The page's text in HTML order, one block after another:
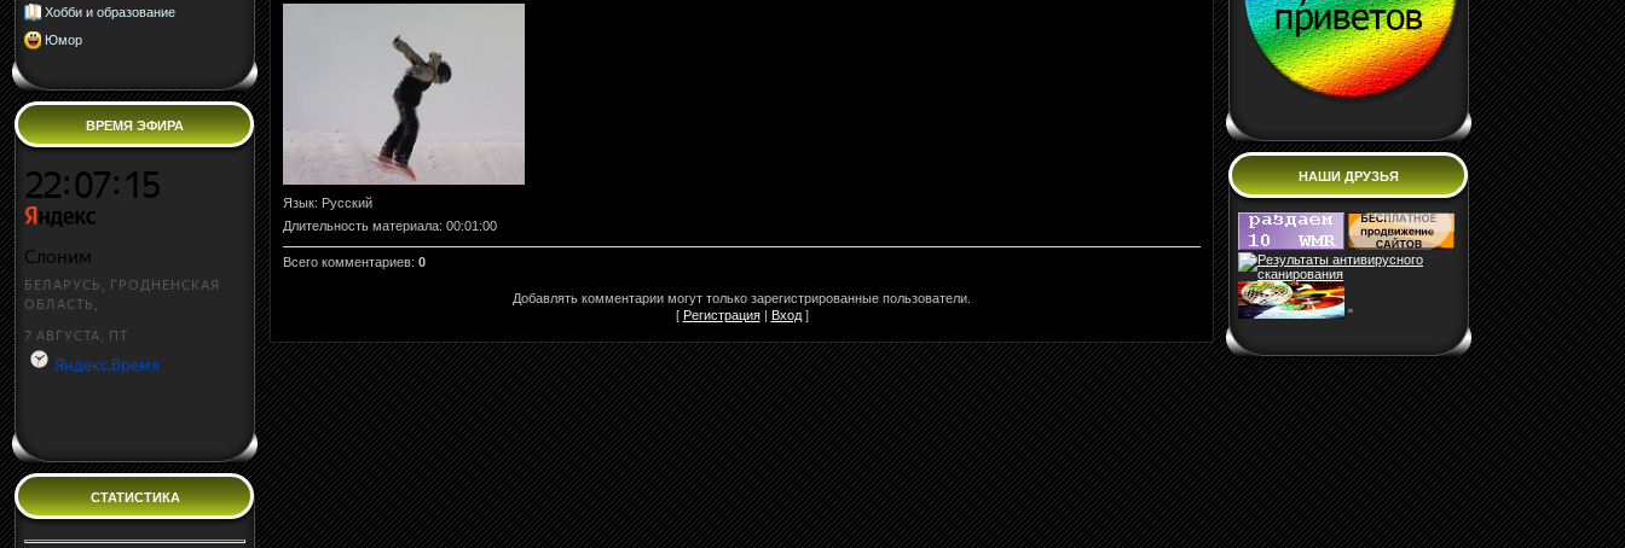
Хобби и образование
Юмор
ВРЕМЯ ЭФИРА
СТАТИСТИКА
Язык: Русский
Длительность материала: 00:01:00
Всего комментариев: 0
Добавлять комментарии могут только зарегистрированные пользователи.
[ Регистрация| Вход]
НАШИ ДРУЗЬЯ
"